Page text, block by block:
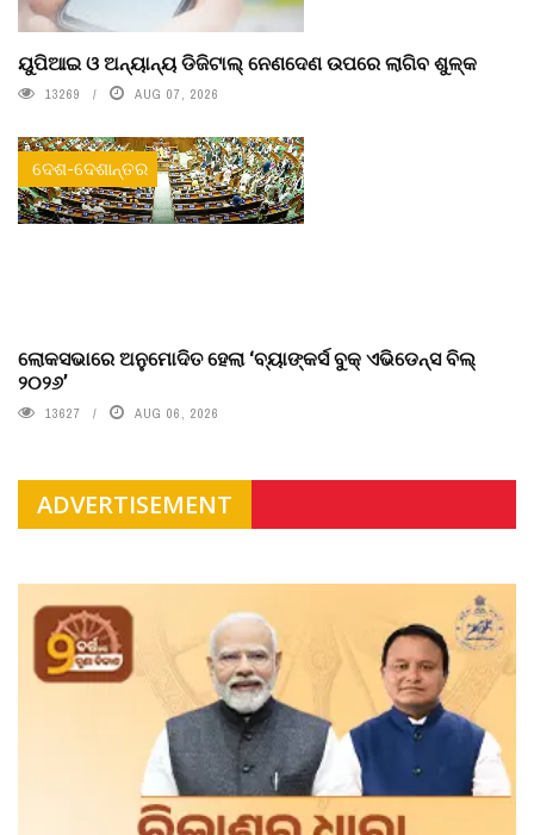
ୟୁପିଆଇ ଓ ଅନ୍ୟାନ୍ୟ ଡିଜିଟାଲ୍ ନେଣଦେଣ ଉପରେ ଲାଗିବ ଶୁଳ୍କ
13269 AUG 07, 2026
ଦେଶ-ଦେଶାନ୍ତର
ଲୋକସଭାରେ ଅନୁମୋଦିତ ହେଲା ‘ବ୍ୟାଙ୍କର୍ସ ବୁକ୍ ଏଭିଡେନ୍ସ ବିଲ୍
୨୦୨୬’
13627 AUG 06, 2026
ADVERTISEMENT